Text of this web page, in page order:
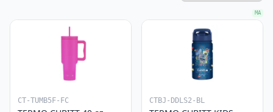
MA
CT-TUMB5F-FC CTBJ-DDLS2-BL